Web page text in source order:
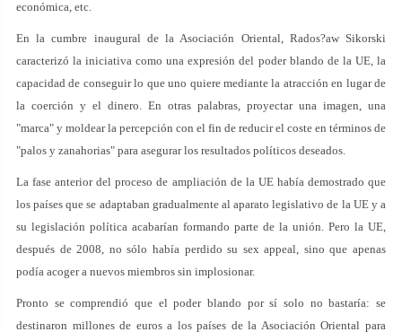
económica, etc.
En la cumbre inaugural de la Asociación Oriental, Rados?aw Sikorski
caracterizó la iniciativa como una expresión del poder blando de la UE, la
capacidad de conseguir lo que uno quiere mediante la atracción en lugar de
la coerción y el dinero. En otras palabras, proyectar una imagen, una
"marca" y moldear la percepción con el fin de reducir el coste en términos de
"palos y zanahorias" para asegurar los resultados políticos deseados.
La fase anterior del proceso de ampliación de la UE había demostrado que
los países que se adaptaban gradualmente al aparato legislativo de la UE y a
su legislación política acabarían formando parte de la unión. Pero la UE,
después de 2008, no sólo había perdido su sex appeal, sino que apenas
podía acoger a nuevos miembros sin implosionar.
Pronto se comprendió que el poder blando por sí solo no bastaría: se
destinaron millones de euros a los países de la Asociación Oriental para